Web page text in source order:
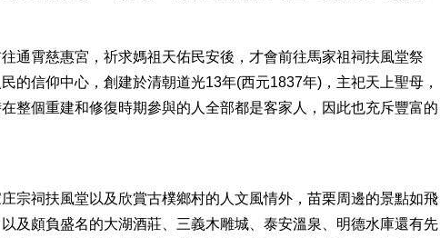
通霄慈惠宮，祈求媽祖天佑民安後，才會前往馬家祖祠扶風堂祭
的信仰中心，創建於清朝道光13年(西元1837年)，主祀天上聖母，
整個重建和修復時期參與的人全部都是客家人，因此也充斥豐富的
宗祠扶風堂以及欣賞古樸鄉村的人文風情外，苗栗周邊的景點如飛
及頗負盛名的大湖酒莊、三義木雕城、泰安溫泉、明德水庫還有先